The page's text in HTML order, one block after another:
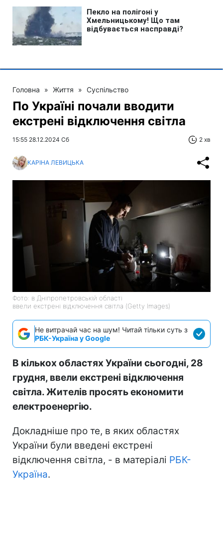
Головна » Життя » Суспільство
По Україні почали вводити
екстрені відключення світла
15:55 28.12.2024 Сб 2 хв
КАРІНА ЛЕВИЦЬКА
Фото: в Дніпропетровській області
ввели екстрені відключення світла (Getty Images)
Не витрачай час на шум! Читай тільки суть з
РБК-Україна у Google
В кількох областях України сьогодні, 28
грудня, ввели екстрені відключення
світла. Жителів просять економити
електроенергію.
Докладніше про те, в яких областях
України були введені екстрені
відключення світла, - в матеріалі РБК-
Україна.